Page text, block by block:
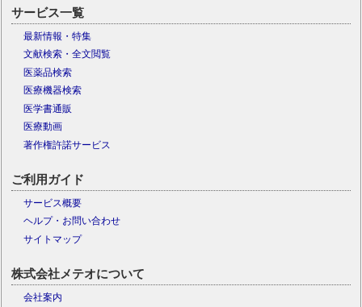
サービス一覧
最新情報・特集
文献検索・全文閲覧
医薬品検索
医療機器検索
医学書通販
医療動画
著作権許諾サービス
ご利用ガイド
サービス概要
ヘルプ・お問い合わせ
サイトマップ
株式会社メテオについて
会社案内